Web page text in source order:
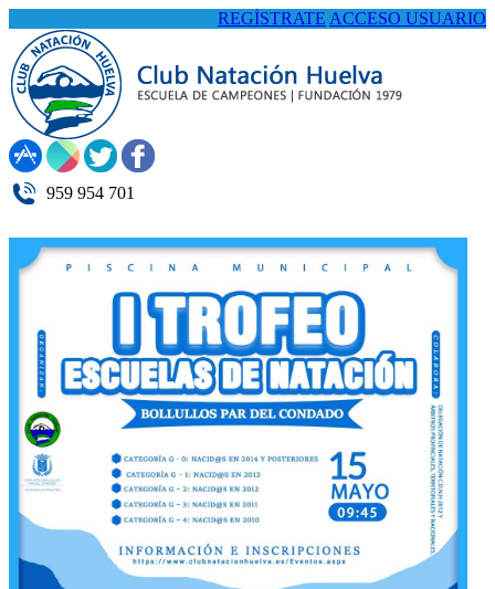
REGÍSTRATE ACCESO USUARIO
959 954 701